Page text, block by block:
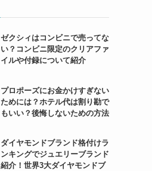
ゼクシィはコンビニで売ってな
い？コンビニ限定のクリアファ
イルや付録について紹介
プロポーズにお金かけすぎない
ためには？ホテル代は割り勘で
もいい？後悔しないための方法
ダイヤモンドブランド格付けラ
ンキングでジュエリーブランド
紹介！世界3大ダイヤモンドブ